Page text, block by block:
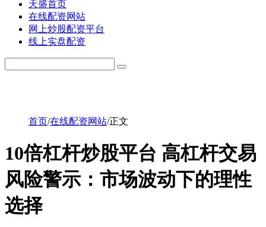
天盛首页
在线配资网站
网上炒股配资平台
线上实盘配资
首页/在线配资网站/正文
10倍杠杆炒股平台 高杠杆交易
风险警示：市场波动下的理性
选择